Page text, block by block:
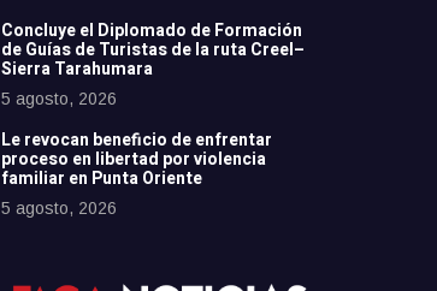
Concluye el Diplomado de Formación
de Guías de Turistas de la ruta Creel–
Sierra Tarahumara
5 agosto, 2026
Le revocan beneficio de enfrentar
proceso en libertad por violencia
familiar en Punta Oriente
5 agosto, 2026